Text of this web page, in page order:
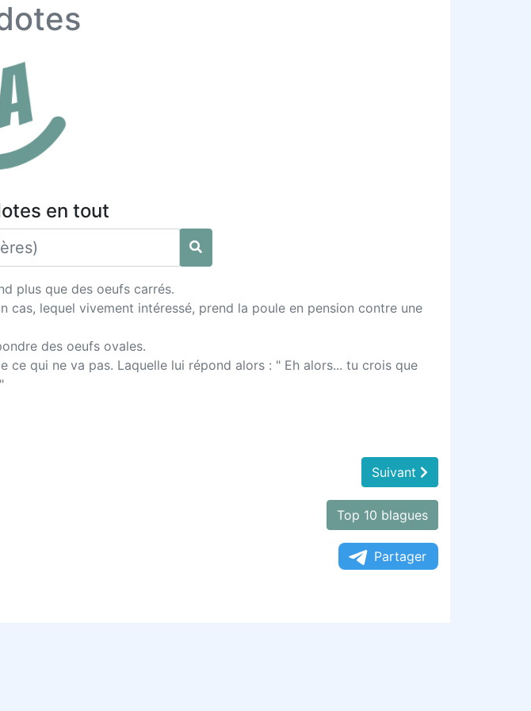
en tout
plus que des oeufs carrés.
lequel vivement intéressé, prend la poule en pension contre une
des oeufs ovales.
qui ne va pas. Laquelle lui répond alors : " Eh alors... tu crois que
Suivant
Top 10 blagues
Partager